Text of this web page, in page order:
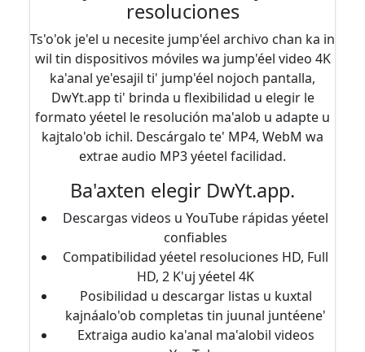
resoluciones
Ts'o'ok je'el u necesite jump'éel archivo chan ka in
wil tin dispositivos móviles wa jump'éel video 4K
ka'anal ye'esajil ti' jump'éel nojoch pantalla,
DwYt.app ti' brinda u flexibilidad u elegir le
formato yéetel le resolución ma'alob u adapte u
kajtalo'ob ichil. Descárgalo te' MP4, WebM wa
extrae audio MP3 yéetel facilidad.
Ba'axten elegir DwYt.app.
Descargas videos u YouTube rápidas yéetel
confiables
Compatibilidad yéetel resoluciones HD, Full
HD, 2 K'uj yéetel 4K
Posibilidad u descargar listas u kuxtal
kajnáalo'ob completas tin juunal juntéene'
Extraiga audio ka'anal ma'alobil videos